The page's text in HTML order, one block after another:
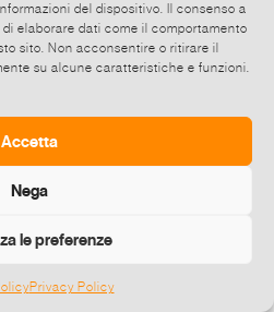
del dispositivo. Il consenso a
elaborare dati come il comportamento
sito. Non acconsentire o ritirare il
su alcune caratteristiche e funzioni.
Accetta
Nega
le preferenze
Privacy Policy
E-zine